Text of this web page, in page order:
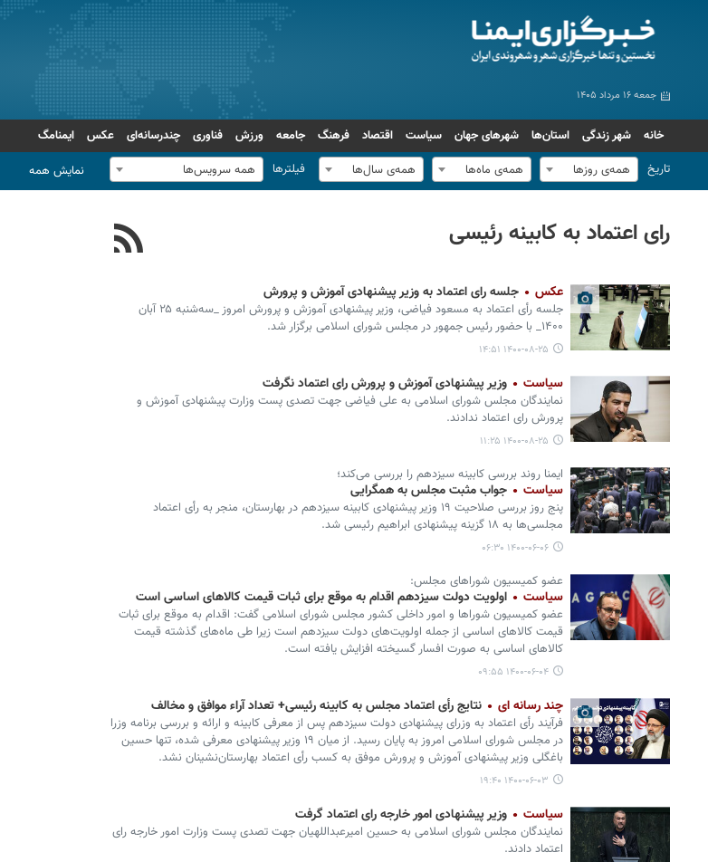
جمعه ۱۶ مرداد ۱۴۰۵
خانه شهر زندگی استان‌ها شهرهای جهان سیاست اقتصاد فرهنگ جامعه ورزش فناوری چندرسانه‌ای عکس
ایمنامگ
تاریخ
همه‌ی روزها همه‌ی ماه‌ها همه‌ی سال‌ها فیلترها همه سرویس‌ها نمایش همه
رای اعتماد به کابینه رئیسی
عکس جلسه رای اعتماد به وزیر پیشنهادی آموزش و پرورش
جلسه رأی اعتماد به مسعود فیاضی، وزیر پیشنهادی آموزش و پرورش امروز _سه‌شنبه ۲۵ آبان
۱۴۰۰_ با حضور رئیس جمهور در مجلس شورای اسلامی برگزار شد.
۱۴۰۰-۰۸-۲۵ ۱۴:۵۱
سیاست وزیر پیشنهادی آموزش و پرورش رای اعتماد نگرفت
نمایندگان مجلس شورای اسلامی به علی فیاضی جهت تصدی پست وزارت پیشنهادی آموزش و
پرورش رای اعتماد ندادند.
۱۴۰۰-۰۸-۲۵ ۱۱:۲۵
ایمنا روند بررسی کابینه سیزدهم را بررسی می‌کند؛
سیاست جواب مثبت مجلس به همگرایی
پنج روز بررسی صلاحیت ۱۹ وزیر پیشنهادی کابینه سیزدهم در بهارستان، منجر به رأی اعتماد
مجلسی‌ها به ۱۸ گزینه پیشنهادی ابراهیم‌ رئیسی شد.
۱۴۰۰-۰۶-۰۶ ۰۶:۳۰
عضو کمیسیون شوراهای مجلس:
سیاست اولویت دولت سیزدهم اقدام به موقع برای ثبات قیمت کالاهای اساسی است
عضو کمیسیون شوراها و امور داخلی کشور مجلس شورای اسلامی گفت: اقدام به موقع برای ثبات
قیمت کالاهای اساسی از جمله اولویت‌های دولت سیزدهم است زیرا طی ماه‌های گذشته قیمت
کالاهای اساسی به صورت افسار گسیخته افزایش یافته است.
۱۴۰۰-۰۶-۰۴ ۰۹:۵۵
چند رسانه ای نتایج رأی اعتماد مجلس به کابینه رئیسی+ تعداد آراء موافق و مخالف
فرآیند رأی اعتماد به وزرای پیشنهادی دولت سیزدهم پس از معرفی کابینه و ارائه و بررسی برنامه وزرا
در مجلس شورای اسلامی امروز به پایان رسید. از میان ۱۹ وزیر پیشنهادی معرفی شده، تنها حسین
باغگلی وزیر پیشنهادی آموزش و پرورش موفق به کسب رأی اعتماد بهارستان‌نشینان نشد.
۱۴۰۰-۰۶-۰۳ ۱۹:۴۰
سیاست وزیر پیشنهادی امور خارجه رای اعتماد گرفت
نمایندگان مجلس شورای اسلامی به حسین امیرعبداللهیان جهت تصدی پست وزارت امور خارجه رای
اعتماد دادند.